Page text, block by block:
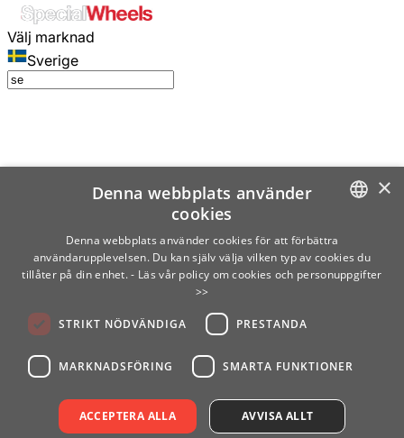
Välj marknad
Sverige
SWEDISH
×
Denna webbplats använder
cookies
Denna webbplats använder cookies för att förbättra
användarupplevelsen. Du kan själv välja vilken typ av cookies du
tillåter på din enhet. - Läs vår policy om cookies och personuppgifter
>>
STRIKT NÖDVÄNDIGA PRESTANDA
MARKNADSFÖRING SMARTA FUNKTIONER
ACCEPTERA ALLA AVVISA ALLT